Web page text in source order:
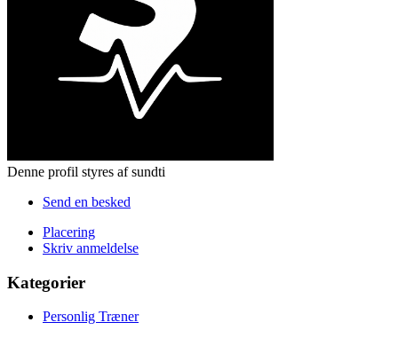
Denne profil styres af sundti
Send en besked
Placering
Skriv anmeldelse
Kategorier
Personlig Træner